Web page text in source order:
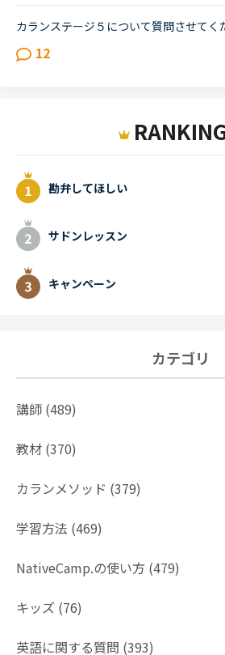
12
勘弁してほしい
サドンレッスン
キャンペーン
カテゴリ
講師 (489)
教材 (370)
カランメソッド (379)
学習方法 (469)
NativeCamp.の使い方 (479)
キッズ (76)
英語に関する質問 (393)